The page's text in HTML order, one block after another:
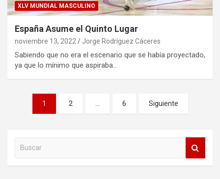
XLV MUNDIAL MASCULINO
España Asume el Quinto Lugar
noviembre 13, 2022 Jorge Rodríguez Cáceres
Sabiendo que no era el escenario que se había proyectado,
ya que lo mínimo que aspiraba…
Paginación
1 2 … 6 Siguiente